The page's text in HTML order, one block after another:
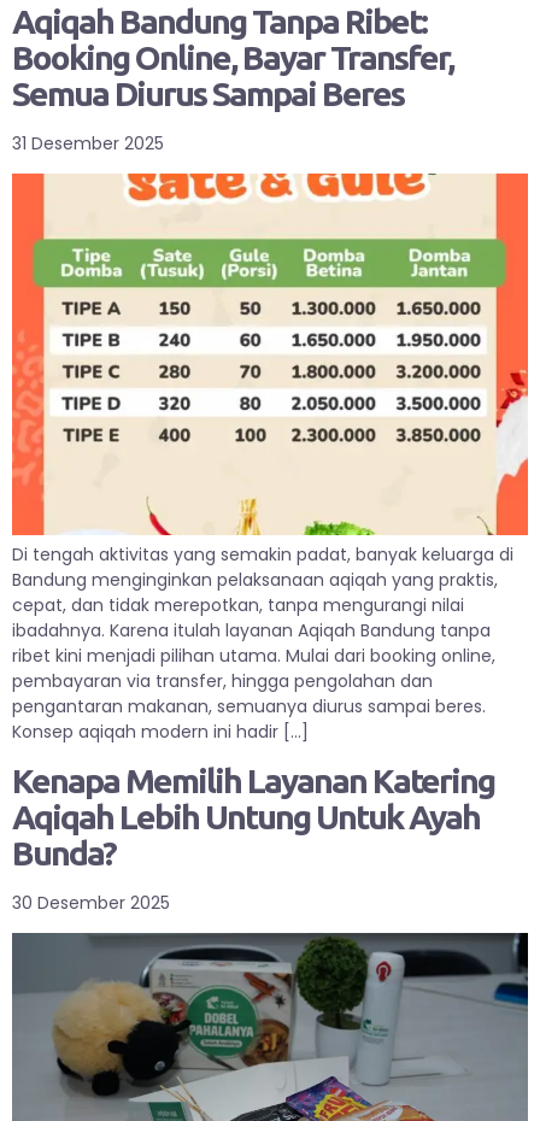
Aqiqah Bandung Tanpa Ribet:
Booking Online, Bayar Transfer,
Semua Diurus Sampai Beres
31 Desember 2025
Di tengah aktivitas yang semakin padat, banyak keluarga di
Bandung menginginkan pelaksanaan aqiqah yang praktis,
cepat, dan tidak merepotkan, tanpa mengurangi nilai
ibadahnya. Karena itulah layanan Aqiqah Bandung tanpa
ribet kini menjadi pilihan utama. Mulai dari booking online,
pembayaran via transfer, hingga pengolahan dan
pengantaran makanan, semuanya diurus sampai beres.
Konsep aqiqah modern ini hadir […]
Kenapa Memilih Layanan Katering
Aqiqah Lebih Untung Untuk Ayah
Bunda?
30 Desember 2025